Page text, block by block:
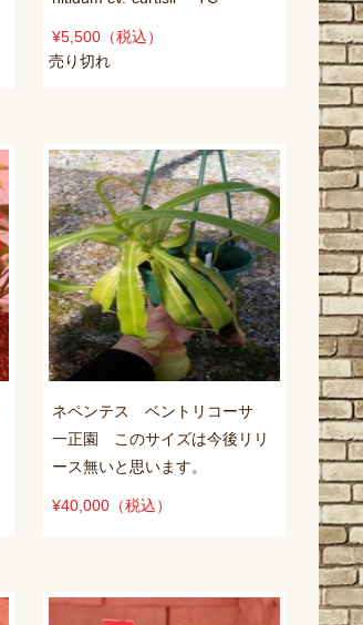
¥5,500 （税込）
売り切れ
ネペンテス ベントリコーサ
一正園 このサイズは今後リリ
ース無いと思います。
¥40,000 （税込）